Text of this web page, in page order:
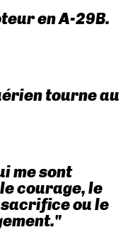
en A-29B.
tourne au
me sont
courage, le
ou le